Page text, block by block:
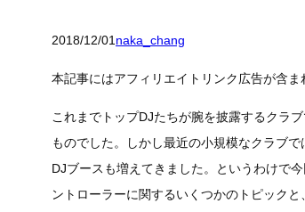
2018/12/01naka_chang
本記事にはアフィリエイトリンク広告が含ま
これまでトップDJたちが腕を披露するクラ
ものでした。しかし最近の小規模なクラブ
DJブースも増えてきました。というわけで
ントローラーに関するいくつかのトピック